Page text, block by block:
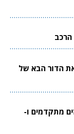
הרכב
הדור הבא של
מתקדמים ו-